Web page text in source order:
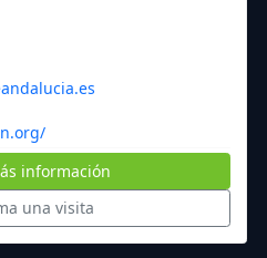
información
una visita